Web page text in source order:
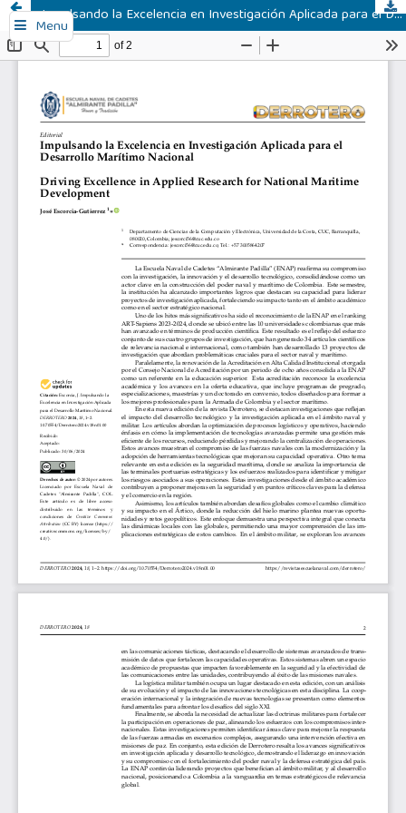
Menu Impulsando la Excelencia en Investigación Aplicada para el Desarrollo Marítimo Nacional